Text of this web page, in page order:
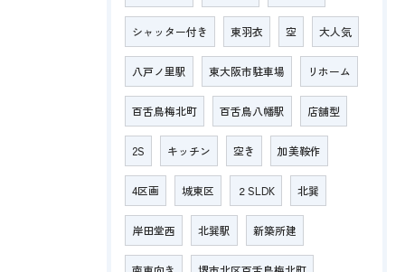
シャッター付き 東羽衣 空 大人気
八戸ノ里駅 東大阪市駐車場 リホーム
百舌鳥梅北町 百舌鳥八幡駅 店舗型
2S キッチン 空き 加美鞍作
4区画 城東区 ２SLDK 北巽
岸田堂西 北巽駅 新築所建